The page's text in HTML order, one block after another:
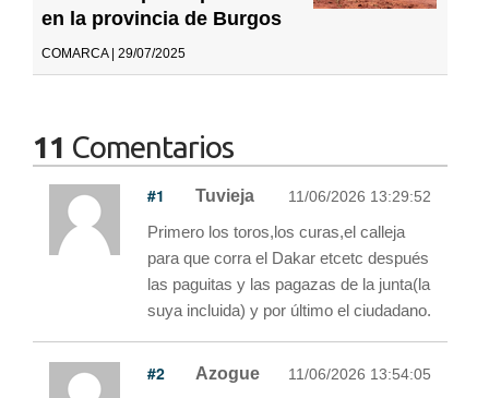
en la provincia de Burgos
COMARCA | 29/07/2025
11 Comentarios
#1 Tuvieja 11/06/2026 13:29:52
Primero los toros,los curas,el calleja
para que corra el Dakar etcetc después
las paguitas y las pagazas de la junta(la
suya incluida) y por último el ciudadano.
#2 Azogue 11/06/2026 13:54:05